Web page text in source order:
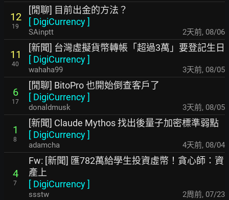
12
19
[閒聊] 目前出金的方法？
[ DigiCurrency]
SAinptt 2天前, 08/06
11
40
[新聞] 台灣虛擬貨幣轉帳「超過3萬」要登記生日
[ DigiCurrency]
wahaha99 3天前, 08/05
6
17
[閒聊] BitoPro 也開始倒查客戶了
[ DigiCurrency]
donaldmusk 3天前, 08/05
1
8
[新聞] Claude Mythos 找出後量子加密標準弱點
[ DigiCurrency]
adamcha 4天前, 08/04
4
7
Fw: [新聞] 匯782萬給學生投資虛幣！貪心師：資
產上
[ DigiCurrency]
ssstw 2周前, 07/23